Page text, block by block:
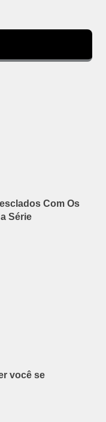
Com Os
Série
você se